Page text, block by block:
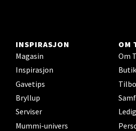
INSPIRASJON
Magasin
Inspirasjon
Gavetips
Bryllup
Serviser
Mummi-univers
OM
Om
Stavanger og
Herbarium
Lars Hertervigs gate 6, 4005
Åpent i dag 10-20